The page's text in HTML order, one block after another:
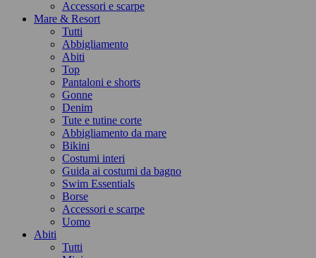
Accessori e scarpe
Mare & Resort
Tutti
Abbigliamento
Abiti
Top
Pantaloni e shorts
Gonne
Denim
Tute e tutine corte
Abbigliamento da mare
Bikini
Costumi interi
Guida ai costumi da bagno
Swim Essentials
Borse
Accessori e scarpe
Uomo
Abiti
Tutti